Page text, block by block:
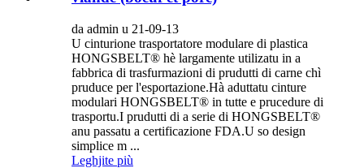
da admin u 21-09-13
U cinturione trasportatore modulare di plastica
HONGSBELT® hè largamente utilizatu in a
fabbrica di trasfurmazioni di prudutti di carne chì
pruduce per l'esportazione.Hà aduttatu cinture
modulari HONGSBELT® in tutte e prucedure di
trasportu.I prudutti di a serie di HONGSBELT®
anu passatu a certificazione FDA.U so design
simplice m ...
Leghjite più